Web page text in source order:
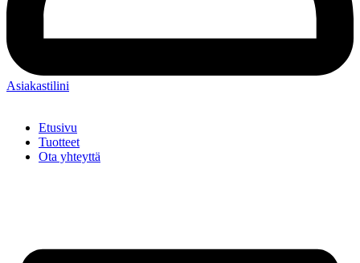
Asiakastilini
Etusivu
Tuotteet
Ota yhteyttä